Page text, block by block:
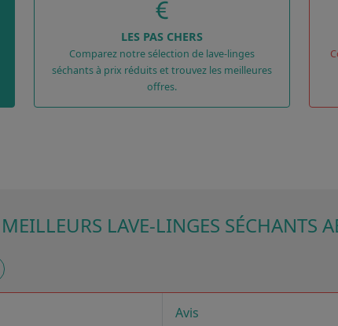
LES PAS CHERS
Comparez notre sélection de lave-linges
séchants à prix réduits et trouvez les meilleures
offres.
LAVE-LINGES SÉCHANTS
Avis